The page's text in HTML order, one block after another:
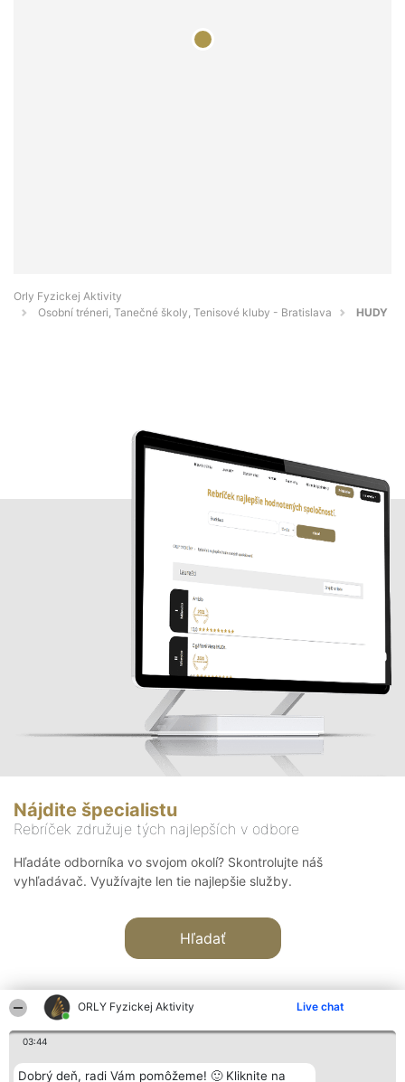
ORLY Fyzickej Aktivity Live chat
03:44
Dobrý deň, radi Vám pomôžeme! 🙂 Kliknite na
Orly Fyzickej Aktivity
Osobní tréneri, Tanečné školy, Tenisové kluby - Bratislava
HUDY
Nájdite špecialistu
Rebríček združuje tých najlepších v odbore
Hľadáte odborníka vo svojom okolí? Skontrolujte náš
vyhľadávač. Využívajte len tie najlepšie služby.
Hľadať
Organizátor hodnotenia Hodnotenie Kontakt